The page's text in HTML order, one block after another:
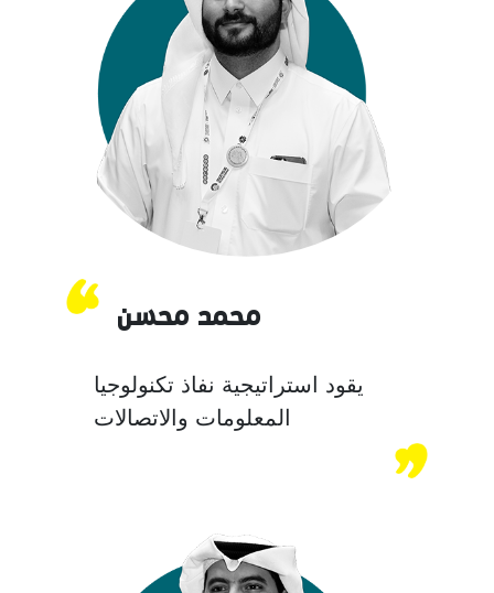
محمد محسن
يقود استراتيجية نفاذ تكنولوجيا
المعلومات والاتصالات